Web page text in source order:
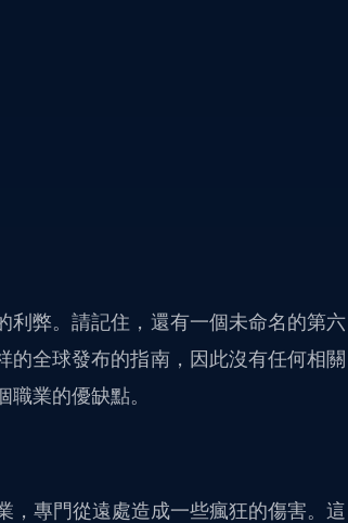
利弊。請記住，還有一個未命名的第六
的全球發布的指南，因此沒有任何相關
業的優缺點。
，專門從遠處造成一些瘋狂的傷害。這